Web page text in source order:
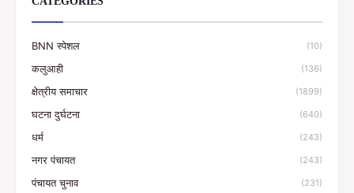
BNN स्पेशल (10)
कलुआही (136)
क्षेत्रीय समाचार (1899)
घटना दुर्घटना (640)
धर्म (243)
नगर पंचायत (243)
पंचायत चुनाव (231)